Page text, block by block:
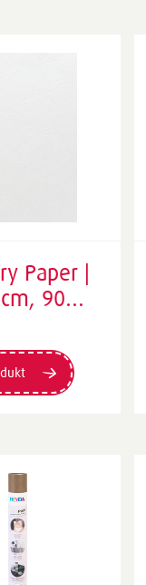
Paper |
90